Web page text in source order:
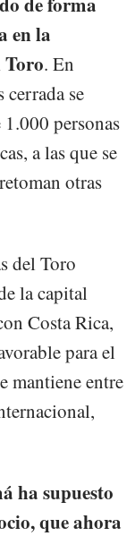
en la
Toro. En
cerrada se
personas
a las que se
otras
del Toro
la capital
Costa Rica,
para el
mantiene entre
ha supuesto
que ahora